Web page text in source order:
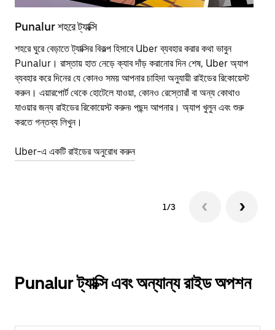
Punalur শহরে ট্যাক্সি
শহরে ঘুরে বেড়াতে ট্যাক্সির বিকল্প হিসাবে Uber ব্যবহার করার কথা ভাবুন
Punalur। রাস্তায় হাত নেড়ে ক্যাব দাঁড় করানোর দিন শেষ, Uber অ্যাপ
ব্যবহার করে দিনের যে কোনও সময় আপনার চাহিদা অনুযায়ী রাইডের রিকোয়েস্ট
করুন। এয়ারপোর্ট থেকে হোটেলে যাওয়া, কোনও রেস্তোরাঁ বা অন্য কোথাও
যাওয়ার জন্য রাইডের রিকোয়েস্ট করুন৷ পছন্দ আপনার। অ্যাপ খুলুন এবং শুরু
করতে গন্তব্য লিখুন।
Uber-এ একটি রাইডের অনুরোধ করুন
1/3
Punalur ট্যাক্সি এবং অন্যান্য রাইড অপশন